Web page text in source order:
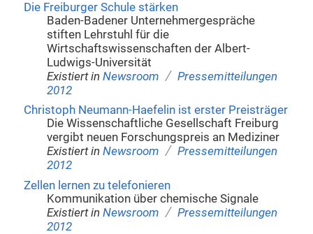
Die Freiburger Schule stärken
Baden-Badener Unternehmergespräche
stiften Lehrstuhl für die
Wirtschaftswissenschaften der Albert-
Ludwigs-Universität
Existiert in Newsroom / Pressemitteilungen
2012
Christoph Neumann-Haefelin ist erster Preisträger
Die Wissenschaftliche Gesellschaft Freiburg
vergibt neuen Forschungspreis an Mediziner
Existiert in Newsroom / Pressemitteilungen
2012
Zellen lernen zu telefonieren
Kommunikation über chemische Signale
Existiert in Newsroom / Pressemitteilungen
2012